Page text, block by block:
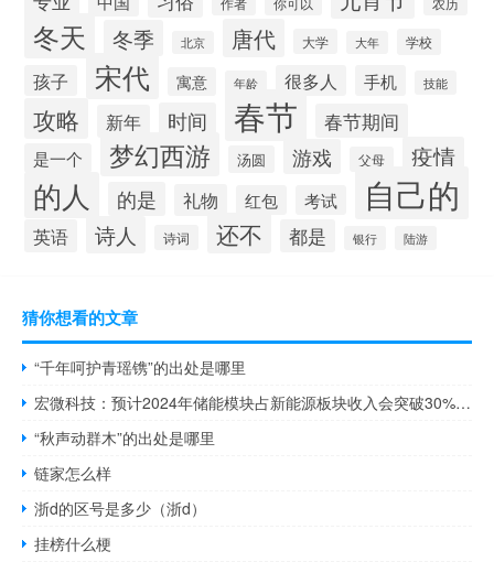
冬天 冬季 北京 唐代 大学 大年 学校
孩子 宋代 寓意 年龄 很多人 手机 技能
攻略 新年 时间 春节 春节期间
是一个 梦幻西游 汤圆 游戏 父母 疫情
的人 的是 礼物 红包 考试 自己的
英语 诗人 诗词 还不 都是 银行 陆游
猜你想看的文章
“千年呵护青瑶镌”的出处是哪里
宏微科技：预计2024年储能模块占新能源板块收入会突破30%汽车方面增速也比较明显
“秋声动群木”的出处是哪里
链家怎么样
浙d的区号是多少（浙d）
挂榜什么梗